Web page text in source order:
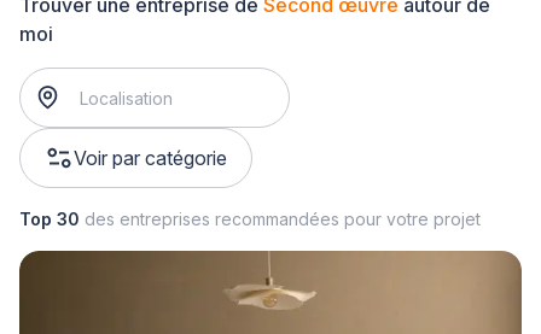
Trouver une entreprise de Second œuvre autour de
moi
Voir par catégorie
Top 30 des entreprises recommandées pour votre projet